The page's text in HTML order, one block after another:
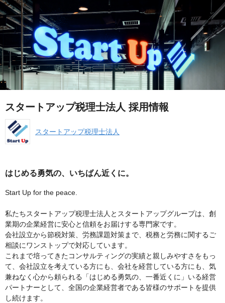
スタートアップ税理士法人 採用情報
スタートアップ税理士法人
はじめる勇気の、いちばん近くに。
Start Up for the peace.
私たちスタートアップ税理士法人とスタートアップグループは、創
業期の企業経営に安心と信頼をお届けする専門家です。
会社設立から節税対策、労務課題対策まで、税務と労務に関するご
相談にワンストップで対応しています。
これまで培ってきたコンサルティングの実績と親しみやすさをもっ
て、会社設立を考えている方にも、会社を経営している方にも、気
兼ねなく心から頼られる「はじめる勇気の、一番近くに」いる経営
パートナーとして、全国の企業経営者である皆様のサポートを提供
し続けます。